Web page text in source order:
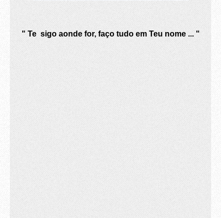
" Te sigo aonde for, faço tudo em Teu nome ... "